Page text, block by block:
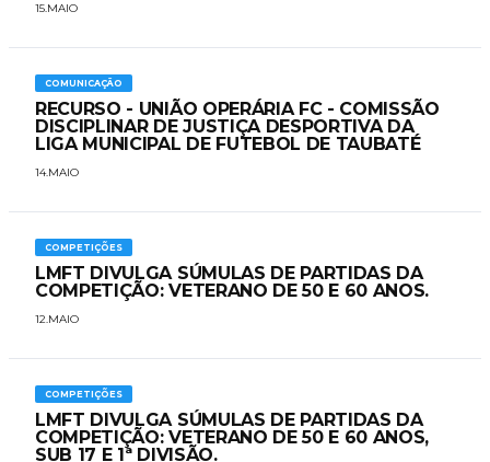
15.MAIO
COMUNICAÇÃO
RECURSO - UNIÃO OPERÁRIA FC - COMISSÃO
DISCIPLINAR DE JUSTIÇA DESPORTIVA DA
LIGA MUNICIPAL DE FUTEBOL DE TAUBATÉ
14.MAIO
COMPETIÇÕES
LMFT DIVULGA SÚMULAS DE PARTIDAS DA
COMPETIÇÃO: VETERANO DE 50 E 60 ANOS.
12.MAIO
COMPETIÇÕES
LMFT DIVULGA SÚMULAS DE PARTIDAS DA
COMPETIÇÃO: VETERANO DE 50 E 60 ANOS,
SUB 17 E 1ª DIVISÃO.